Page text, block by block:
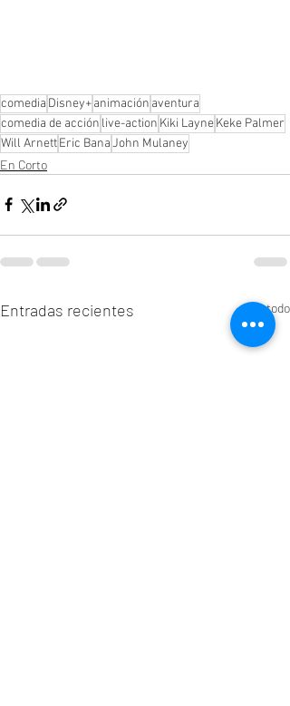
comedia Disney+animación aventura
comedia de acción live-action Kiki LayneKeke Palmer
Will ArnettEric BanaJohn Mulaney
En Corto
Entradas recientes Ver todo